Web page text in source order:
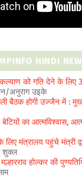
MPINFO HINDI
को गति देने के लिए
अनुराग उइके
बैठक होगी उज्जैन में :
का आत्मविश्वास,
मंत्रालय पहुंचे मंत्री
शुक्ल
होल्कर की